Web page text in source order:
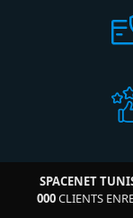
SPACENET
000CLIENTS